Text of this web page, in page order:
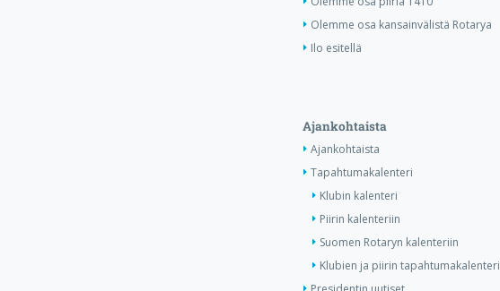
Olemme osa kansainvälistä Rotarya
Ilo esitellä
Ajankohtaista
Ajankohtaista
Tapahtumakalenteri
Klubin kalenteri
Piirin kalenteriin
Suomen Rotaryn kalenteriin
Klubien ja piirin tapahtumakalenteri